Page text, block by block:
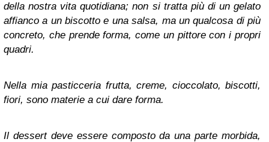
della nostra vita quotidiana; non si tratta più di un gelato
affianco a un biscotto e una salsa, ma un qualcosa di più
concreto, che prende forma, come un pittore con i propri
quadri.
Nella mia pasticceria frutta, creme, cioccolato, biscotti,
fiori, sono materie a cui dare forma.
Il dessert deve essere composto da una parte morbida,